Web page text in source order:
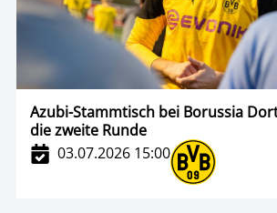
Azubi-Stammtisch bei Borussia
die zweite Runde
03.07.2026 15:00